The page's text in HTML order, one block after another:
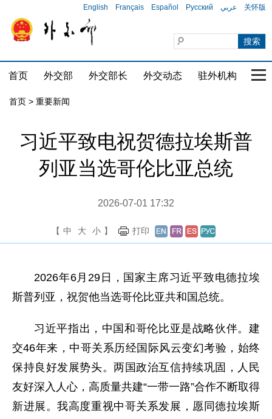
English Français Español Русский عربي 关怀版
首页 外交部 外交部长 外交动态 驻外机构 国
首页 > 重要新闻
习近平致电祝贺德拉埃斯普
列亚当选哥伦比亚总统
2026-07-01 17:32
【 中 大 小 】 打印
2026年6月29日，国家主席习近平致电德拉埃
斯普列亚，祝贺他当选哥伦比亚共和国总统。
习近平指出，中国和哥伦比亚是战略伙伴。建
交46年来，中哥关系历经国际风云变幻考验，始终
保持良好发展势头。两国政治互信持续巩固，人民
友好深入人心，高质量共建“一带一路”合作不断取得
新进展。我高度重视中哥关系发展，愿同德拉埃斯